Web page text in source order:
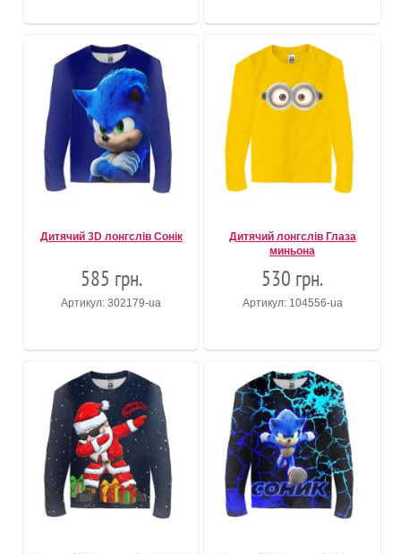
Дитячий 3D лонгслів Сонік
585 грн.
Артикул: 302179-ua
Дитячий лонгслів Глаза
миньона
530 грн.
Артикул: 104556-ua